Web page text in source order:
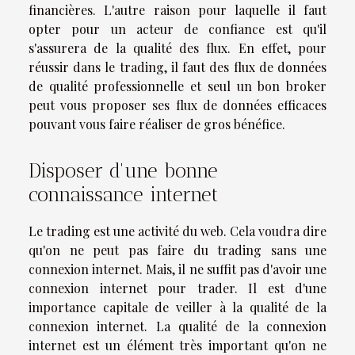
financières. L'autre raison pour laquelle il faut
opter pour un acteur de confiance est qu'il
s'assurera de la qualité des flux. En effet, pour
réussir dans le trading, il faut des flux de données
de qualité professionnelle et seul un bon broker
peut vous proposer ses flux de données efficaces
pouvant vous faire réaliser de gros bénéfice.
Disposer d'une bonne
connaissance internet
Le trading est une activité du web. Cela voudra dire
qu'on ne peut pas faire du trading sans une
connexion internet. Mais, il ne suffit pas d'avoir une
connexion internet pour trader. Il est d'une
importance capitale de veiller à la qualité de la
connexion internet. La qualité de la connexion
internet est un élément très important qu'on ne